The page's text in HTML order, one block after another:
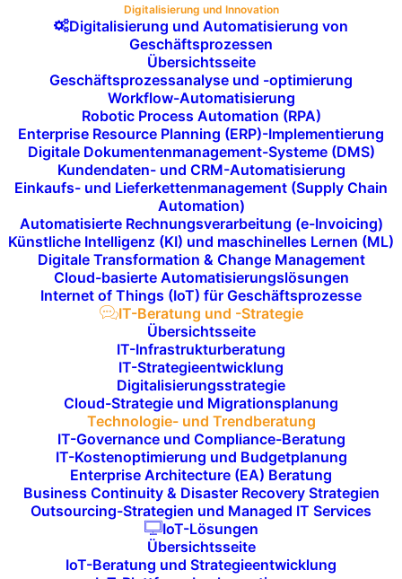
Digitalisierung und Innovation
Digitalisierung und Automatisierung von
Geschäftsprozessen
Übersichtsseite
Geschäftsprozessanalyse und -optimierung
Workflow-Automatisierung
Robotic Process Automation (RPA)
Enterprise Resource Planning (ERP)-Implementierung
Digitale Dokumentenmanagement-Systeme (DMS)
Kundendaten- und CRM-Automatisierung
Einkaufs- und Lieferkettenmanagement (Supply Chain
Automation)
Automatisierte Rechnungsverarbeitung (e-Invoicing)
Künstliche Intelligenz (KI) und maschinelles Lernen (ML)
Digitale Transformation & Change Management
Cloud-basierte Automatisierungslösungen
Internet of Things (IoT) für Geschäftsprozesse
IT-Beratung und -Strategie
Übersichtsseite
IT-Infrastrukturberatung
IT-Strategieentwicklung
Digitalisierungsstrategie
Cloud-Strategie und Migrationsplanung
Technologie- und Trendberatung
IT-Governance und Compliance-Beratung
IT-Kostenoptimierung und Budgetplanung
Enterprise Architecture (EA) Beratung
Business Continuity & Disaster Recovery Strategien
Outsourcing-Strategien und Managed IT Services
IoT-Lösungen
Übersichtsseite
IoT-Beratung und Strategieentwicklung
ermöglichen, technologische Trends
frühzeitig zu erkennen und zu nutzen. So
können Sie Ihrem Wettbewerb immer einen
Schritt voraus sein.
Pilotprojekte und
Prototypen:
Wir setzenPilotprojekteundPrototypen
für den Einsatz neuer Technologien um, um
deren Nutzen und Potenzial für Ihr
Unternehmen zu testen, bevor sie
flächendeckend eingeführt werden.